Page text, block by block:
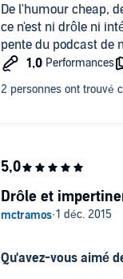
De l'humour cheap,
ce n'est ni drôle ni
pente du podcast de
Qu'avez-vous aimé
Drôle et